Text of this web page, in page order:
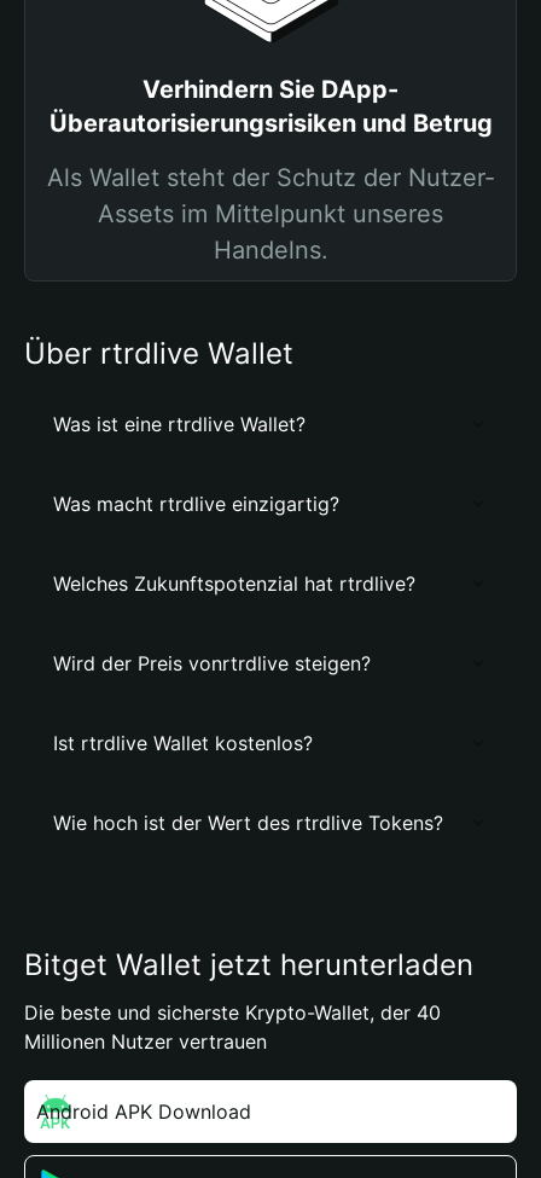
Verhindern Sie DApp-
Überautorisierungsrisiken und Betrug
Als Wallet steht der Schutz der Nutzer-
Assets im Mittelpunkt unseres
Handelns.
Über rtrdlive Wallet
Was ist eine rtrdlive Wallet?
Was macht rtrdlive einzigartig?
Welches Zukunftspotenzial hat rtrdlive?
Wird der Preis vonrtrdlive steigen?
Ist rtrdlive Wallet kostenlos?
Wie hoch ist der Wert des rtrdlive Tokens?
Bitget Wallet jetzt herunterladen
Die beste und sicherste Krypto-Wallet, der 40
Millionen Nutzer vertrauen
Android APK Download